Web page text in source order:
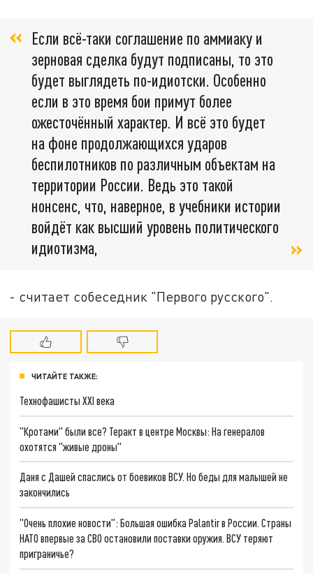
Если всё-таки соглашение по аммиаку и
зерновая сделка будут подписаны, то это
будет выглядеть по-идиотски. Особенно
если в это время бои примут более
ожесточённый характер. И всё это будет
на фоне продолжающихся ударов
беспилотников по различным объектам на
территории России. Ведь это такой
нонсенс, что, наверное, в учебники истории
войдёт как высший уровень политического
идиотизма,
- считает собеседник "Первого русского".
ЧИТАЙТЕ ТАКЖЕ:
Технофашисты XXI века
"Кротами" были все? Теракт в центре Москвы: На генералов
охотятся "живые дроны"
Даня с Дашей спаслись от боевиков ВСУ. Но беды для малышей не
закончились
"Очень плохие новости": Большая ошибка Palantir в России. Страны
НАТО впервые за СВО остановили поставки оружия. ВСУ теряют
приграничье?